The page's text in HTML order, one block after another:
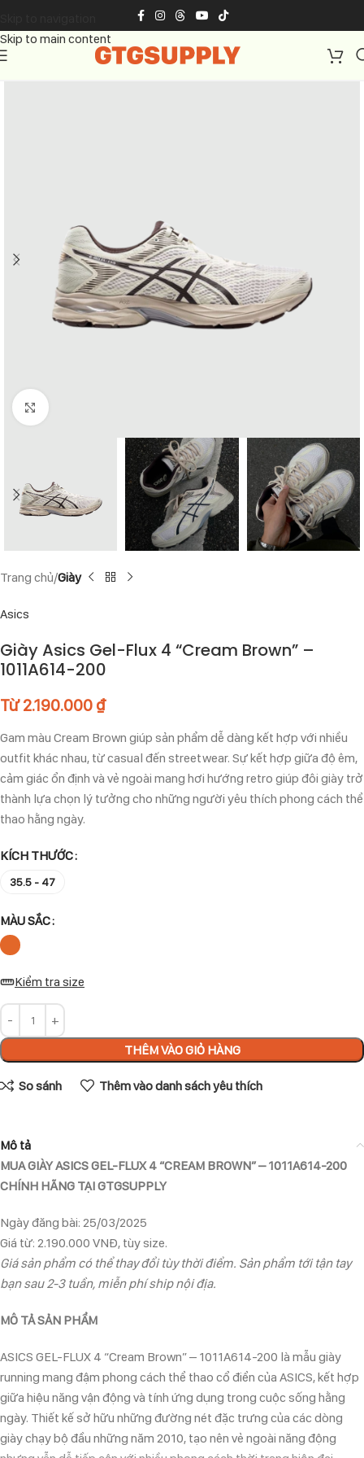
Skip to main content
Click to enlarge
Trang chủ Giày
Asics
Giày Asics Gel-Flux 4 “Cream Brown” –
1011A614-200
Từ2.190.000 ₫
Gam màu Cream Brown giúp sản phẩm dễ dàng kết hợp với nhiều
outfit khác nhau, từ casual đến streetwear. Sự kết hợp giữa độ êm,
cảm giác ổn định và vẻ ngoài mang hơi hướng retro giúp đôi giày trở
thành lựa chọn lý tưởng cho những người yêu thích phong cách thể
thao hằng ngày.
KÍCH THƯỚC
35.5 - 47
MÀU SẮC
Kiểm tra size
THÊM VÀO GIỎ HÀNG
So sánh Thêm vào danh sách yêu thích
Mô tả
MUA GIÀY ASICS GEL-FLUX 4 “CREAM BROWN” – 1011A614-200
CHÍNH HÃNG TẠI GTGSUPPLY
Ngày đăng bài: 25/03/2025
Giá từ: 2.190.000 VNĐ, tùy size.
Giá sản phẩm có thể thay đổi tùy thời điểm. Sản phẩm tới tận tay
bạn sau 2-3 tuần, miễn phí ship nội địa.
MÔ TẢ SẢN PHẨM
ASICS GEL-FLUX 4 “Cream Brown” – 1011A614-200 là mẫu giày
running mang đậm phong cách thể thao cổ điển của ASICS, kết hợp
giữa hiệu năng vận động và tính ứng dụng trong cuộc sống hằng
ngày. Thiết kế sở hữu những đường nét đặc trưng của các dòng
giày chạy bộ đầu những năm 2010, tạo nên vẻ ngoài năng động